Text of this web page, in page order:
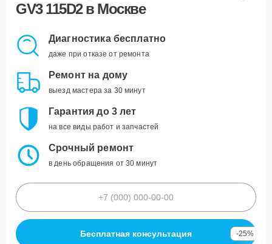
GV3 115D2в Москве
Диагностика бесплатно
даже при отказе от ремонта
Ремонт на дому
выезд мастера за 30 минут
Гарантия до 3 лет
на все виды работ и запчастей
Срочный ремонт
в день обращения от 30 минут
Бесплатная консультация -25%